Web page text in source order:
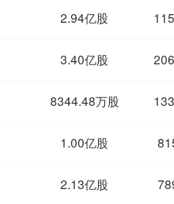
2.94亿股
3.40亿股
8344.48万股
1.00亿股
2.13亿股